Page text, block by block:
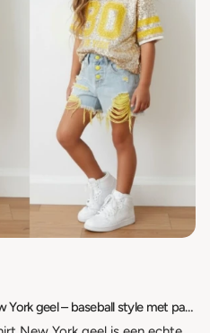
Meisjes glitter T-shirt New York geel – baseball style met pailletten | maat 98-164